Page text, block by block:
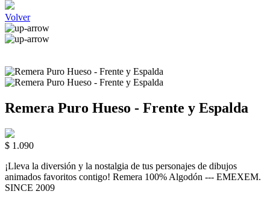
Volver
Remera Puro Hueso - Frente y Espalda
$ 1.090
¡Lleva la diversión y la nostalgia de tus personajes de dibujos
animados favoritos contigo! Remera 100% Algodón --- EMEXEM.
SINCE 2009